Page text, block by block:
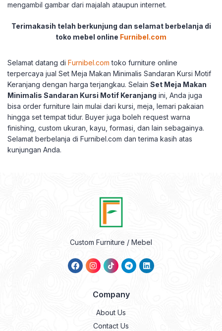
mengambil gambar dari majalah ataupun internet.
Terimakasih telah berkunjung dan selamat berbelanja di
toko mebel online Furnibel.com
Selamat datang di Furnibel.com toko furniture online
terpercaya jual Set Meja Makan Minimalis Sandaran Kursi Motif
Keranjang dengan harga terjangkau. Selain Set Meja Makan
Minimalis Sandaran Kursi Motif Keranjang ini, Anda juga
bisa order furniture lain mulai dari kursi, meja, lemari pakaian
hingga set tempat tidur. Buyer juga boleh request warna
finishing, custom ukuran, kayu, formasi, dan lain sebagainya.
Selamat berbelanja di Furnibel.com dan terima kasih atas
kunjungan Anda.
Custom Furniture / Mebel
Company
About Us
Contact Us